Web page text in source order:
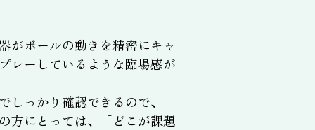
がボールの動きを精密にキャ
レーしているような臨場感が
っかり確認できるので、
方にとっては、「どこが課題